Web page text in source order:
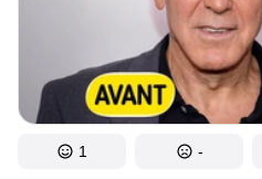
1 -
Éducation